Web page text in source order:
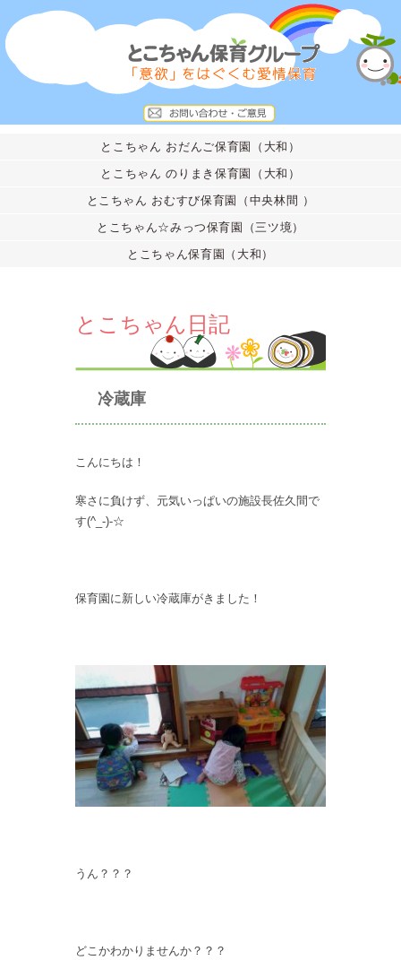
とこちゃん おだんご保育園（大和）
とこちゃん のりまき保育園（大和）
とこちゃん おむすび保育園（中央林間 ）
とこちゃん☆みっつ保育園（三ツ境）
とこちゃん保育園（大和）
とこちゃん日記
冷蔵庫
こんにちは！
寒さに負けず、元気いっぱいの施設長佐久間で
す(^_-)-☆
保育園に新しい冷蔵庫がきました！
うん？？？
どこかわかりませんか？？？